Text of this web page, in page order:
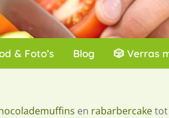
& Foto’s Blog 🎲 Verras
en rabarbercaketot